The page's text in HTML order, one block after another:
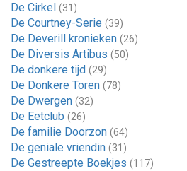
De Cirkel (31)
De Courtney-Serie (39)
De Deverill kronieken (26)
De Diversis Artibus (50)
De donkere tijd (29)
De Donkere Toren (78)
De Dwergen (32)
De Eetclub (26)
De familie Doorzon (64)
De geniale vriendin (31)
De Gestreepte Boekjes (117)